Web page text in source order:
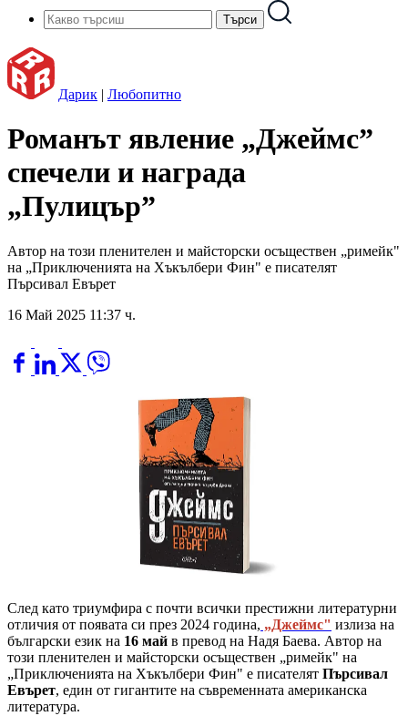
Дарик | Любопитно
Романът явление „Джеймс”
спечели и награда
„Пулицър”
Автор на този пленителен и майсторски осъществен „римейк"
на „Приключенията на Хъкълбери Фин" е писателят
Пърсивал Евърет
16 Май 2025 11:37 ч.
След като триумфира с почти всички престижни литературни
отличия от появата си през 2024 година, „Джеймс" излиза на
български език на 16 май в превод на Надя Баева. Автор на
този пленителен и майсторски осъществен „римейк" на
„Приключенията на Хъкълбери Фин" е писателят Пърсивал
Евърет, един от гигантите на съвременната американска
литература.